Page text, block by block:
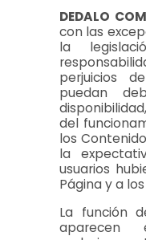
DEDALO
con las
la
perjuicios
puedan
del
los
la
usuarios
Página y a
La función